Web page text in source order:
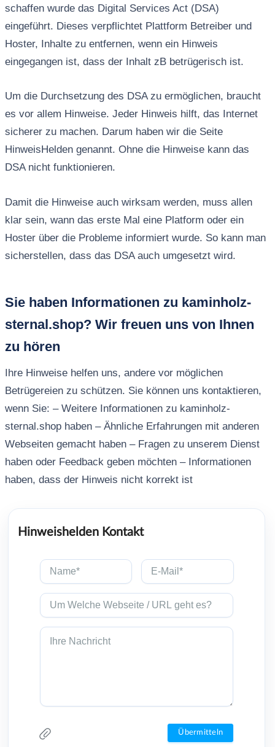
schaffen wurde das Digital Services Act (DSA)
eingeführt. Dieses verpflichtet Plattform Betreiber und
Hoster, Inhalte zu entfernen, wenn ein Hinweis
eingegangen ist, dass der Inhalt zB betrügerisch ist.
Um die Durchsetzung des DSA zu ermöglichen, braucht
es vor allem Hinweise. Jeder Hinweis hilft, das Internet
sicherer zu machen. Darum haben wir die Seite
HinweisHelden genannt. Ohne die Hinweise kann das
DSA nicht funktionieren.
Damit die Hinweise auch wirksam werden, muss allen
klar sein, wann das erste Mal eine Platform oder ein
Hoster über die Probleme informiert wurde. So kann man
sicherstellen, dass das DSA auch umgesetzt wird.
Sie haben Informationen zu kaminholz-
sternal.shop? Wir freuen uns von Ihnen
zu hören
Ihre Hinweise helfen uns, andere vor möglichen
Betrügereien zu schützen. Sie können uns kontaktieren,
wenn Sie: – Weitere Informationen zu kaminholz-
sternal.shop haben – Ähnliche Erfahrungen mit anderen
Webseiten gemacht haben – Fragen zu unserem Dienst
haben oder Feedback geben möchten – Informationen
haben, dass der Hinweis nicht korrekt ist
Hinweishelden Kontakt